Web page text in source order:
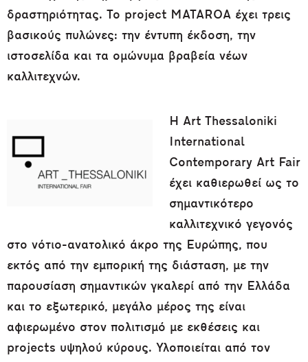
δραστηριότητας. Το project MATAROA έχει τρεις
βασικούς πυλώνες: την έντυπη έκδοση, την
ιστοσελίδα και τα ομώνυμα βραβεία νέων
καλλιτεχνών.
Η Art Thessaloniki
International
Contemporary Art Fair
έχει καθιερωθεί ως το
σημαντικότερο
καλλιτεχνικό γεγονός
στο νότιο-ανατολικό άκρο της Ευρώπης, που
εκτός από την εμπορική της διάσταση, με την
παρουσίαση σημαντικών γκαλερί από την Ελλάδα
και το εξωτερικό, μεγάλο μέρος της είναι
αφιερωμένο στον πολιτισμό με εκθέσεις και
projects υψηλού κύρους. Υλοποιείται από τον